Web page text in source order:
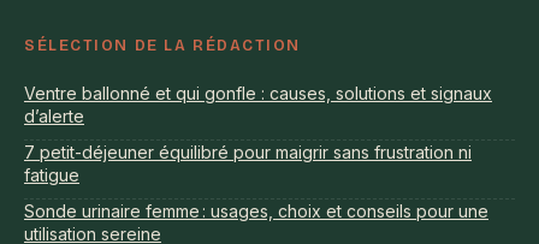
SÉLECTION DE LA RÉDACTION
Ventre ballonné et qui gonfle : causes, solutions et signaux
d’alerte
7 petit-déjeuner équilibré pour maigrir sans frustration ni
fatigue
Sonde urinaire femme : usages, choix et conseils pour une
utilisation sereine